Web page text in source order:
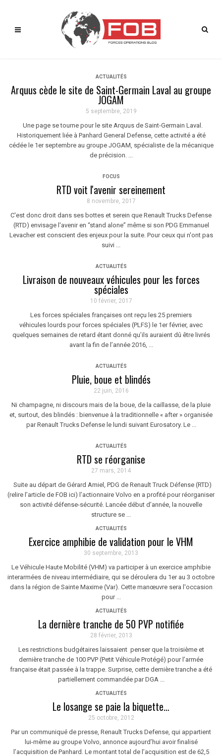
ACTUALITÉS
Arquus cède le site de Saint-Germain Laval au groupe
JOGAM
5 septembre, 2019
Une page se tourne pour le site Arquus de Saint-Germain Laval.
Historiquement liée à Panhard General Defense, cette activité a été
cédée le 1er septembre au groupe JOGAM, spécialiste de la mécanique
de précision. ...
FOCUS
RTD voit l'avenir sereinement
8 novembre, 2017
C'est donc droit dans ses bottes et serein que Renault Trucks Defense
(RTD) envisage l'avenir en “stand alone” même si son PDG Emmanuel
Levacher est conscient des enjeux pour la suite. Pour ceux qui n'ont pas
suivi ...
ACTUALITÉS
Livraison de nouveaux véhicules pour les forces
spéciales
10 février, 2017
Les forces spéciales françaises ont reçu les 25 premiers
véhicules lourds pour forces spéciales (PLFS) le 1er février, avec
quelques semaines de retard étant donné qu’ils auraient dû être livrés
avant la fin de l’année 2016, ...
ACTUALITÉS
Pluie, boue et blindés
22 juin, 2016
Ni champagne, ni discours mais de la boue, de la caillasse, de la pluie
et, surtout, des blindés : bienvenue à la traditionnelle « after » organisée
par Renault Trucks Defense le lundi suivant Eurosatory. Le ...
ACTUALITÉS
RTD se réorganise
27 mars, 2014
Suite au départ de Gérard Amiel, PDG de Renault Truck Défense (RTD)
(relire l’article de FOB ici) l’actionnaire Volvo en a profité pour réorganiser
son activité défense-sécurité. Lancée début d’année, la nouvelle
structure se ...
ACTUALITÉS
Exercice amphibie de validation pour le VHM
30 septembre, 2013
Le Véhicule Haute Mobilité (VHM) va participer à un exercice amphibie
interarmées de niveau intermédiaire, qui se déroulera du 1er au 3 octobre
dans la région de Sainte Maxime (Var). Cette manœuvre sera l'occasion
pour ...
ACTUALITÉS
La dernière tranche de 50 PVP notifiée
28 février, 2013
Les restrictions budgétaires laissaient penser que la troisième et
dernière tranche de 100 PVP (Petit Véhicule Protégé) pour l’armée
française était passée à la trappe. Surprise, cette dernière tranche a été
partiellement commandée par DGA ...
ACTUALITÉS
Le losange se paie la biquette…
25 octobre, 2012
Par un communiqué de presse, Renault Trucks Defense, qui appartient
lui-même au groupe Volvo, annonce aujourd’hui avoir finalisé
l’acquisition de Panhard. Le montant total de l’acquisition est de 62,5